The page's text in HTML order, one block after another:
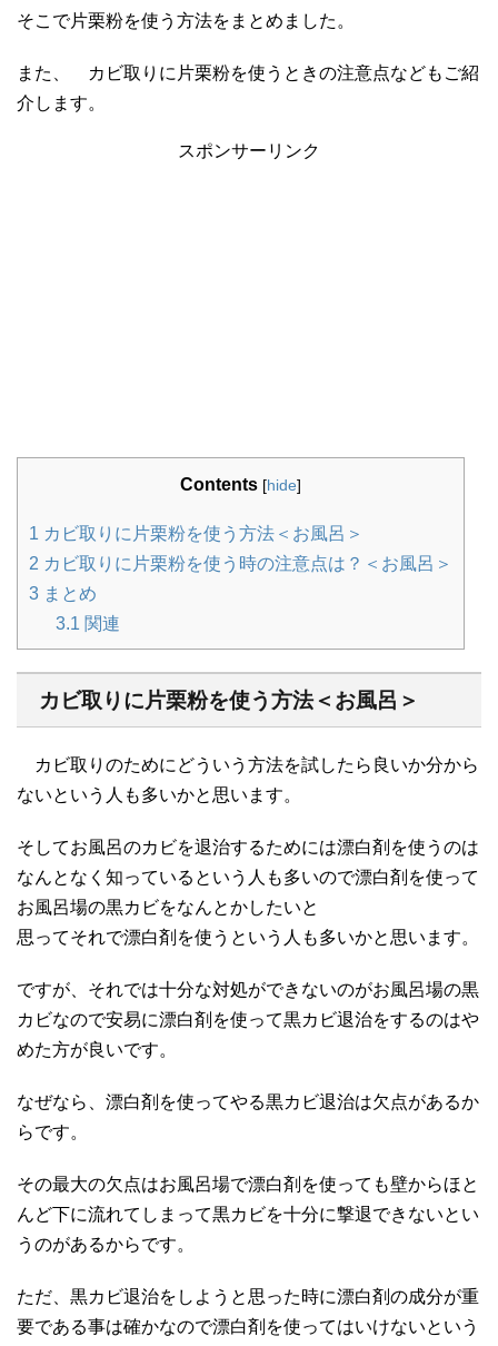
そこで片栗粉を使う方法をまとめました。
また、 カビ取りに片栗粉を使うときの注意点などもご紹
介します。
スポンサーリンク
Contents [hide]
1 カビ取りに片栗粉を使う方法＜お風呂＞
2 カビ取りに片栗粉を使う時の注意点は？＜お風呂＞
3 まとめ
3.1 関連
カビ取りに片栗粉を使う方法＜お風呂＞
カビ取りのためにどういう方法を試したら良いか分から
ないという人も多いかと思います。
そしてお風呂のカビを退治するためには漂白剤を使うのは
なんとなく知っているという人も多いので漂白剤を使って
お風呂場の黒カビをなんとかしたいと
思ってそれで漂白剤を使うという人も多いかと思います。
ですが、それでは十分な対処ができないのがお風呂場の黒
カビなので安易に漂白剤を使って黒カビ退治をするのはや
めた方が良いです。
なぜなら、漂白剤を使ってやる黒カビ退治は欠点があるか
らです。
その最大の欠点はお風呂場で漂白剤を使っても壁からほと
んど下に流れてしまって黒カビを十分に撃退できないとい
うのがあるからです。
ただ、黒カビ退治をしようと思った時に漂白剤の成分が重
要である事は確かなので漂白剤を使ってはいけないという